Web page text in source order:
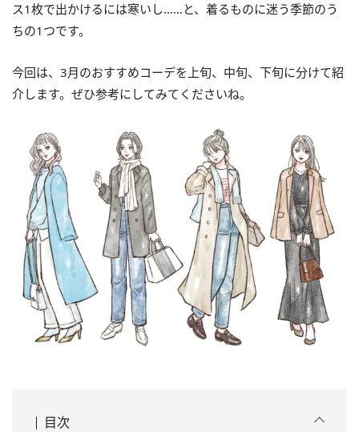
ス1枚で出かけるには寒いし……と、着るものに迷う季節のう
ちの1つです。
今回は、3月のおすすめコーデを上旬、中旬、下旬に分けて紹
介します。ぜひ参考にしてみてくださいね。
目次